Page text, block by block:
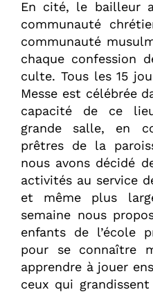
En cité, le bailleur
communauté
communauté
chaque confession
culte. Tous les 15
Messe est célébrée
capacité de ce
grande salle, en
prêtres de la
nous avons décidé
activités au service
et même plus
semaine nous
enfants de l’école
pour se connaître
apprendre à jouer
ceux qui